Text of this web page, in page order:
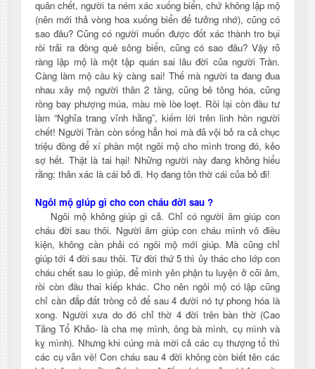
quân chết, người ta ném xác xuống biển, chứ không lập mộ
(nên mới thả vòng hoa xuống biển để tưởng nhớ), cũng có
sao đâu? Cũng có người muốn được đốt xác thành tro bụi
rồi trải ra đồng quê sông biển, cũng có sao đâu? Vậy rõ
ràng lập mộ là một tập quán sai lâu đời của người Trần.
Càng làm mộ cầu kỳ càng sai! Thế mà người ta đang đua
nhau xây mộ người thân 2 tầng, cũng bê tông hóa, cũng
rồng bay phượng múa, màu mè lòe loẹt. Rồi lại còn đầu tư
làm “Nghĩa trang vĩnh hằng”, kiếm lời trên linh hồn người
chết! Người Trần còn sống hẳn hoi mà đã vội bỏ ra cả chục
triệu đồng để xí phần một ngôi mộ cho mình trong đó, kẻo
sợ hết. Thật là tai hại! Những người này đang không hiểu
rằng: thân xác là cái bỏ đi. Họ đang tôn thờ cái của bỏ đi!
Ngôi mộ giúp gì cho con cháu đời sau ?
Ngôi mộ không giúp gì cả. Chỉ có người âm giúp con
cháu đời sau thôi. Người âm giúp con cháu mình vô điều
kiện, không cần phải có ngôi mộ mới giúp. Mà cũng chỉ
giúp tới 4 đời sau thôi. Từ đời thứ 5 thì ủy thác cho lớp con
cháu chết sau lo giúp, để mình yên phận tu luyện ở cõi âm,
rồi còn đầu thai kiếp khác. Cho nên ngôi mộ có lập cũng
chỉ cần đắp đất trồng cỏ để sau 4 đười nó tự phong hóa là
xong. Người xưa do đó chỉ thờ 4 đời trên bàn thờ (Cao
Tằng Tổ Khảo- là cha mẹ mình, ông bà mình, cụ mình và
kỵ mình). Nhưng khi cúng mà mời cả các cụ thượng tổ thì
các cụ vẫn về! Con cháu sau 4 đời không còn biết tên các